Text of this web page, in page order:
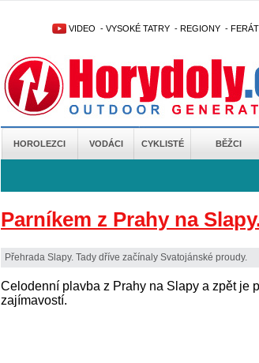
VIDEO - VYSOKÉ TATRY - REGIONY -
HOROLEZCI VODÁCI CYKLISTÉ BĚŽCI
Parníkem z Prahy na
Přehrada Slapy. Tady dříve začínaly Svatojánské proudy.
Celodenní plavba z Prahy na Slapy a zpět je
zajímavostí.